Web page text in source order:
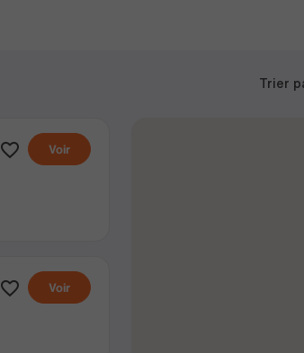
Trier
Voir
Voir